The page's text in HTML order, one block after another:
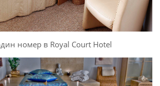
номер в Royal Court Hotel